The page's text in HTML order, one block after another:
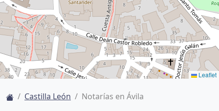
Leaflet
Castilla León Notarías en Ávila